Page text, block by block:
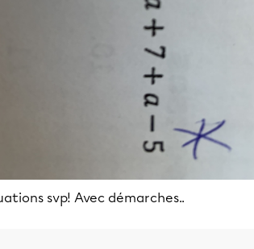
svp! Avec démarches..